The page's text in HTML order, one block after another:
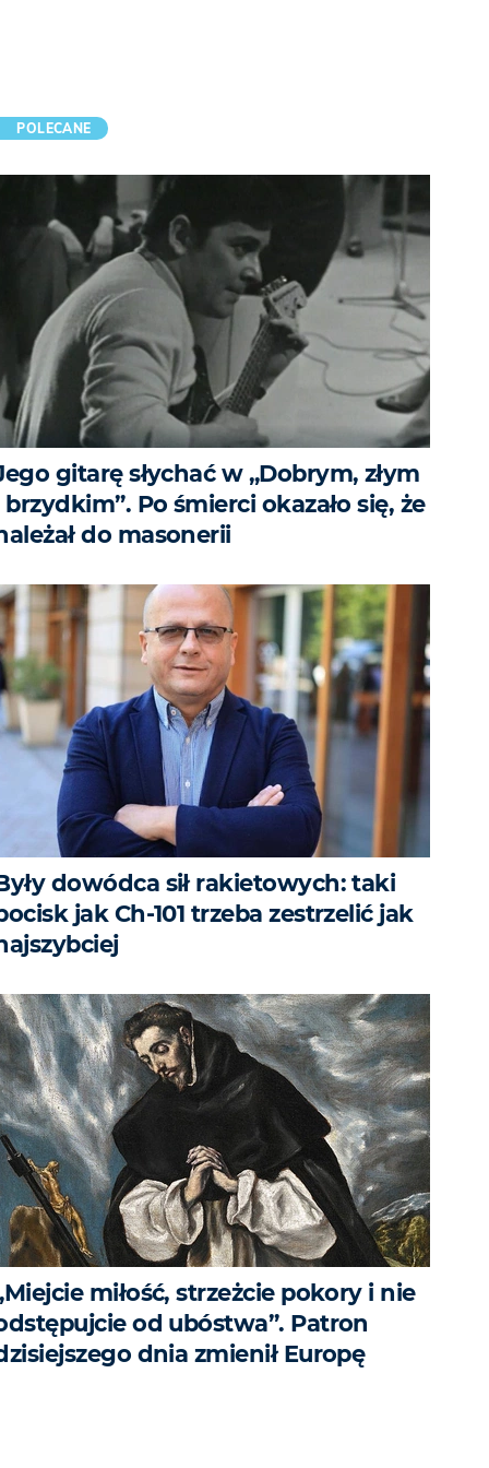
POLECANE
gitarę słychać w „Dobrym, złym
brzydkim”. Po śmierci okazało się, że
do masonerii
dowódca sił rakietowych: taki
jak Ch-101 trzeba zestrzelić jak
miłość, strzeżcie pokory i nie
od ubóstwa”. Patron
dnia zmienił Europę